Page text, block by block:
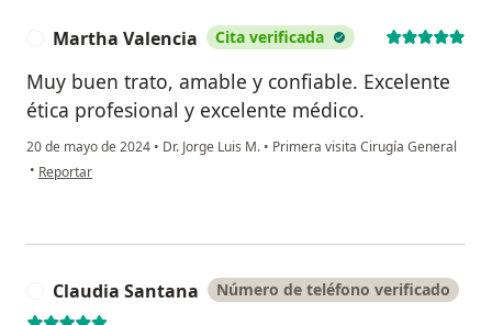
Martha Valencia Cita verificada
Muy buen trato, amable y confiable. Excelente
ética profesional y excelente médico.
20 de mayo de 2024 • Dr. Jorge Luis M. • Primera visita Cirugía General
• en opinión del usuario Martha Valencia
Reportar
Claudia Santana Número de teléfono verificado